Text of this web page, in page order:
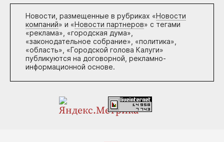
Новости, размещенные в рубриках «Новости
компаний» и «Новости партнеров» с тегами
«реклама», «городская дума»,
«законодательное собрание», «политика»,
«область», «Городской голова Калуги»
публикуются на договорной, рекламно-
информационной основе.